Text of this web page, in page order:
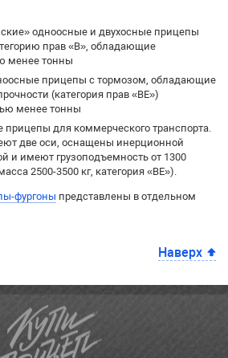
одноосные и двухосные прицепы
прав «B», обладающие
менее тонны
прицепы с тормозом, обладающие
(категория прав «BE»)
менее тонны
для коммерческого транспорта.
две оси, оснащены инерционной
и имеют грузоподъемность от 1300
2500-3500 кг, категория «BE»).
фургоны представлены в отдельном
Наверх